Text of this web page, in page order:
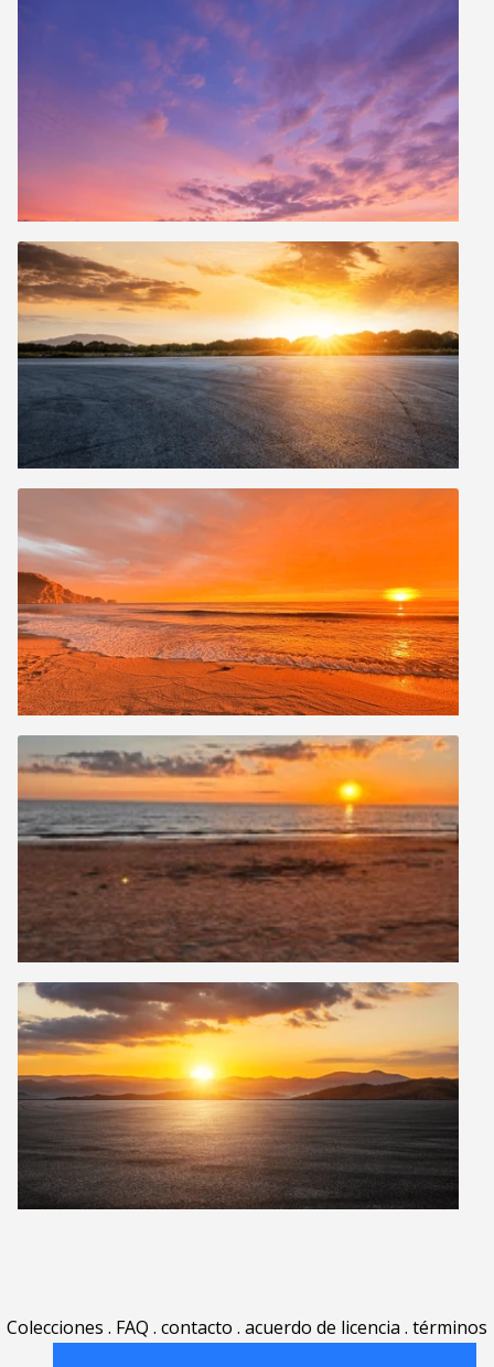
Colecciones . FAQ . contacto . acuerdo de licencia . términos